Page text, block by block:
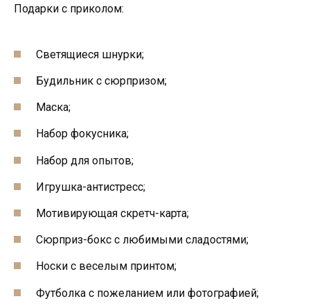
Подарки с приколом:
Светящиеся шнурки;
Будильник с сюрпризом;
Маска;
Набор фокусника;
Набор для опытов;
Игрушка-антистресс;
Мотивирующая скретч-карта;
Сюрприз-бокс с любимыми сладостями;
Носки с веселым принтом;
Футболка с пожеланием или фотографией;